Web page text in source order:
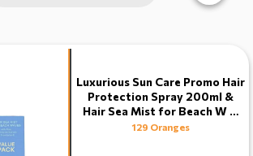
Luxurious Sun Care Promo Hair
Protection Spray 200ml &
Hair Sea Mist for Beach W …
129 Oranges